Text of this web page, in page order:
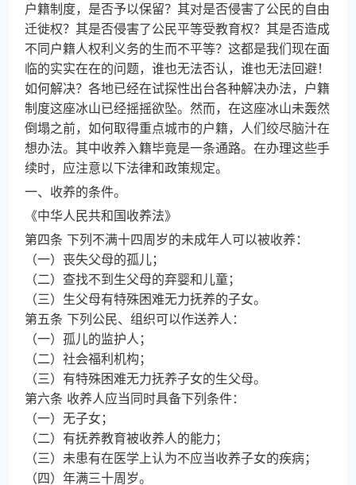
户籍制度，是否予以保留？其对是否侵害了公民的自由
迁徙权？其是否侵害了公民平等受教育权？其是否造成
不同户籍人权利义务的生而不平等？这都是我们现在面
临的实实在在的问题，谁也无法否认，谁也无法回避！
如何解决？各地已经在试探性出台各种解决办法，户籍
制度这座冰山已经摇摇欲坠。然而，在这座冰山未轰然
倒塌之前，如何取得重点城市的户籍，人们绞尽脑汁在
想办法。其中收养入籍毕竟是一条通路。在办理这些手
续时，应注意以下法律和政策规定。
一、收养的条件。
《中华人民共和国收养法》
第四条 下列不满十四周岁的未成年人可以被收养：
（一）丧失父母的孤儿；
（二）查找不到生父母的弃婴和儿童；
（三）生父母有特殊困难无力抚养的子女。
第五条 下列公民、组织可以作送养人：
（一）孤儿的监护人；
（二）社会福利机构；
（三）有特殊困难无力抚养子女的生父母。
第六条 收养人应当同时具备下列条件：
（一）无子女；
（二）有抚养教育被收养人的能力；
（三）未患有在医学上认为不应当收养子女的疾病；
（四）年满三十周岁。